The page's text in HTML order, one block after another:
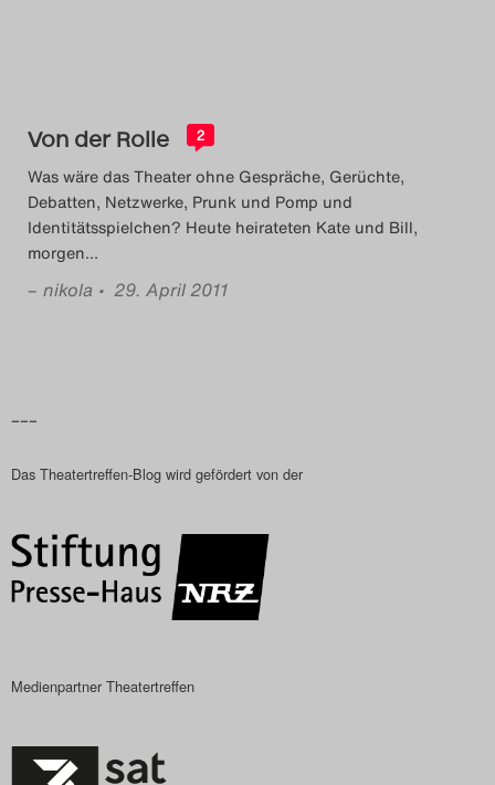
Das Theatertreffen-Blog
2023
Das Theatertreffen-Blog
Das Theatertreffen-Blog
Das Theatertreffen-Blog
Nutzungsbedingungen
Search
Von der Rolle 2
Was wäre das Theater ohne Gespräche, Gerüchte,
Debatten, Netzwerke, Prunk und Pomp und
Identitätsspielchen? Heute heirateten Kate und Bill,
morgen…
– nikola • 29. April 2011
–––
Das Theatertreffen-Blog wird gefördert von der
Medienpartner Theatertreffen